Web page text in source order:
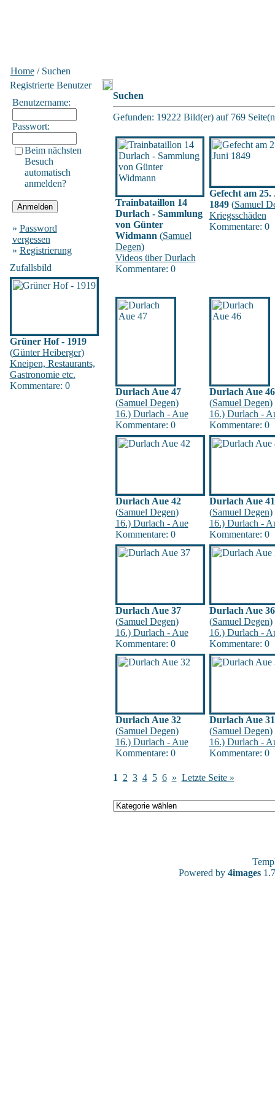
Home/ Suchen
Registrierte Benutzer
Benutzername:
Passwort:
Beim nächsten
Besuch
automatisch
anmelden?
» Password
vergessen
» Registrierung
Zufallsbild
Grüner Hof - 1919
(Günter Heiberger)
Kneipen, Restaurants,
Gastronomie etc.
Kommentare: 0
Suchen
Gefunden: 19222 Bild(er) auf 769
Trainbataillon 14
Durlach - Sammlung
von Günter
Widmann (Samuel
Degen)
Videos über Durlach
Kommentare: 0
Gefecht am 25.
1849(Samuel
Kriegsschäden
Kommentare: 0
Durlach Aue 47
(Samuel Degen)
16.) Durlach - Aue
Kommentare: 0
Durlach Aue 46
(Samuel Degen)
16.) Durlach -
Kommentare: 0
Durlach Aue 42
(Samuel Degen)
16.) Durlach - Aue
Kommentare: 0
Durlach Aue 41
(Samuel Degen)
16.) Durlach -
Kommentare: 0
Durlach Aue 37
(Samuel Degen)
16.) Durlach - Aue
Kommentare: 0
Durlach Aue 36
(Samuel Degen)
16.) Durlach -
Kommentare: 0
Durlach Aue 32
(Samuel Degen)
16.) Durlach - Aue
Kommentare: 0
Durlach Aue 31
(Samuel Degen)
16.) Durlach -
Kommentare: 0
1 2 3 4 5 6 » Letzte Seite »
Powered by 4images